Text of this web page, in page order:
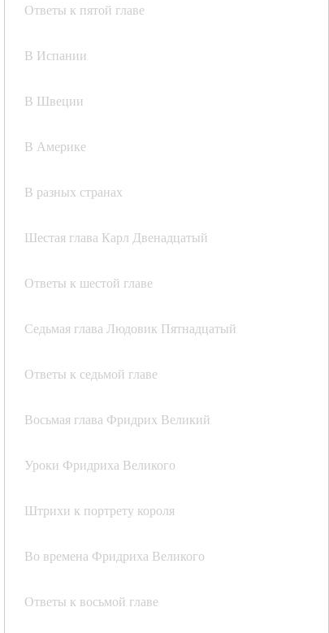
Ответы к пятой главе
В Испании
В Швеции
В Америке
В разных странах
Шестая глава Карл Двенадцатый
Ответы к шестой главе
Седьмая глава Людовик Пятнадцатый
Ответы к седьмой главе
Восьмая глава Фридрих Великий
Уроки Фридриха Великого
Штрихи к портрету короля
Во времена Фридриха Великого
Ответы к восьмой главе